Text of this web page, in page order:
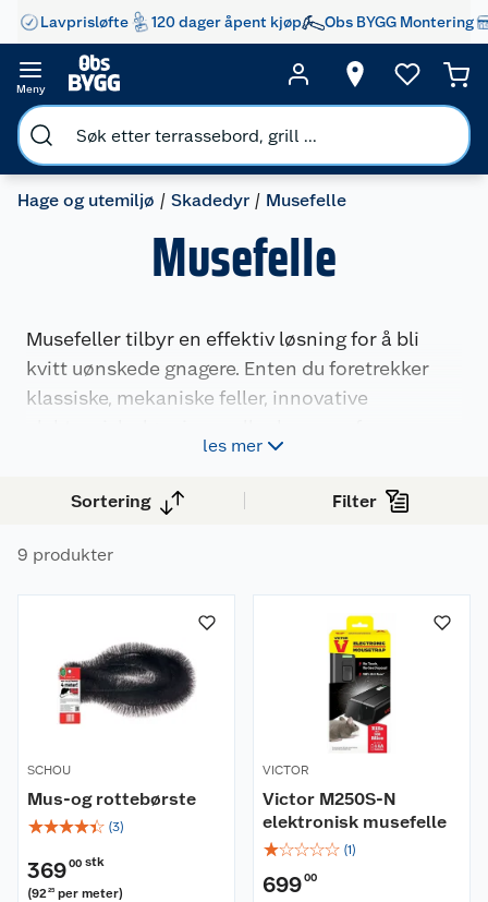
Lavprisløfte 120 dager åpent kjøp Obs BYGG Montering
Meny
Hage og utemiljø Skadedyr Musefelle
Musefelle
Musefeller tilbyr en effektiv løsning for å bli
kvitt uønskede gnagere. Enten du foretrekker
klassiske, mekaniske feller, innovative
slipp-metoder, finnes det et alternativ som
passer dine behov. Sikker og enkel i bruk, våre
musefeller tilbyr pålitelig beskyttelse for
hjemmet ditt.
les mer
Sortering Filter
9 produkter
SCHOU
Mus-og rottebørste
☆☆☆☆☆ (3)
36900 stk
(9225 per meter)
VICTOR
Victor M250S-N
elektronisk musefelle
☆☆☆☆☆ (1)
69900